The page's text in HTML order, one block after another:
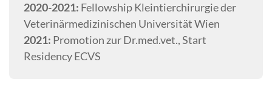
2020-2021: Fellowship Kleintierchirurgie der
Veterinärmedizinischen Universität Wien
2021: Promotion zur Dr.med.vet., Start
Residency ECVS